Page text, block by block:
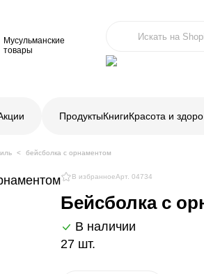
Мусульманские
товары
ПродуктыКнигиКрасота и
бейсболка с орнаментом
В избранноеАрт. 04734
Бейсболка с
В наличии
27 шт.